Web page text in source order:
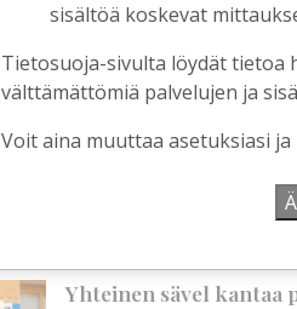
Kotiseuturakkautta
Tilaajille
13.7.2026
Yhteinen sävel kantaa
sisältöä koskevat
Tietosuoja-sivulta löydät tietoa
välttämättömiä palvelujen ja
Voit aina muuttaa asetuksiasi